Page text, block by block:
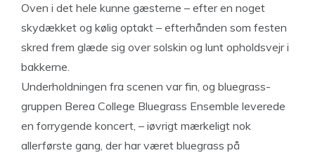
Oven i det hele kunne gæsterne – efter en noget
skydækket og kølig optakt – efterhånden som festen
skred frem glæde sig over solskin og lunt opholdsvejr i
bakkerne.
Underholdningen fra scenen var fin, og bluegrass-
gruppen Berea College Bluegrass Ensemble leverede
en forrygende koncert, – iøvrigt mærkeligt nok
allerførste gang, der har været bluegrass på